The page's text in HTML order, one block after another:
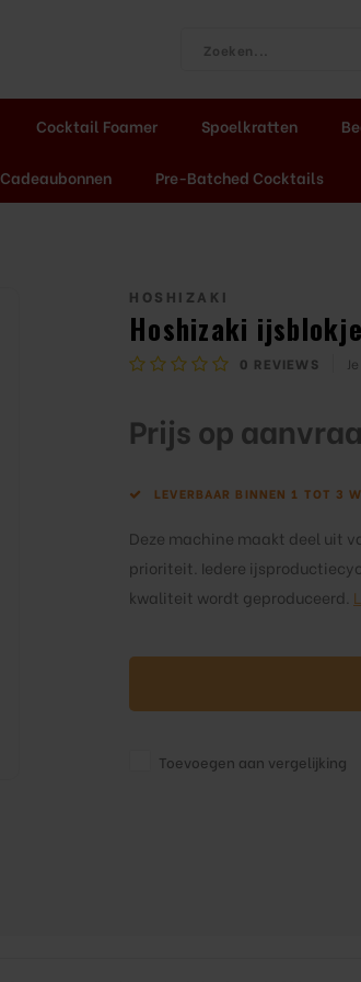
Cocktail Foamer Spoelkratten
Cadeaubonnen Pre-Batched Cocktails
HOSHIZAKI
Hoshizaki
0 REVIEWS
Prijs op
LEVERBAAR BINNEN 1 TOT 3
Deze machine maakt deel uit
prioriteit. Iedere
kwaliteit wordt geproduceerd.
Toevoegen aan vergelijking